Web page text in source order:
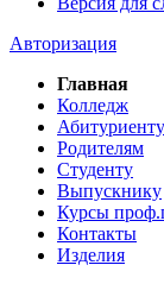
Авторизация
Главная
Колледж
Абитуриенту
Родителям
Студенту
Выпускнику
Курсы
Контакты
Изделия